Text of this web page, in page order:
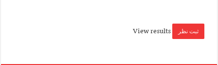
View results